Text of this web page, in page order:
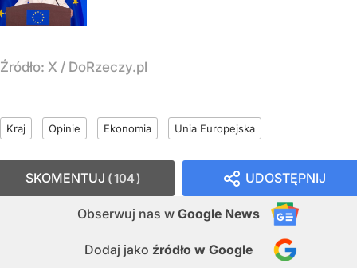
Źródło: X / DoRzeczy.pl
Kraj Opinie Ekonomia Unia Europejska
UDOSTĘPNIJ
Obserwuj nas w Google News
Dodaj jako źródło w Google
SKOMENTUJ 104